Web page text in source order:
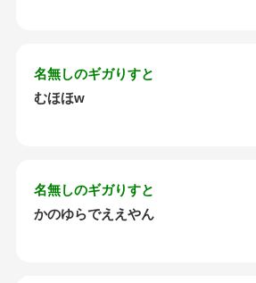
名無しのギガりすと
むほほw
名無しのギガりすと
かのゆらでええやん